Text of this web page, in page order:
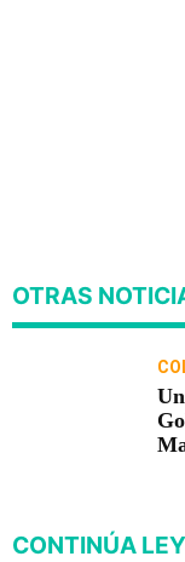
OTRAS
CONTINÚA